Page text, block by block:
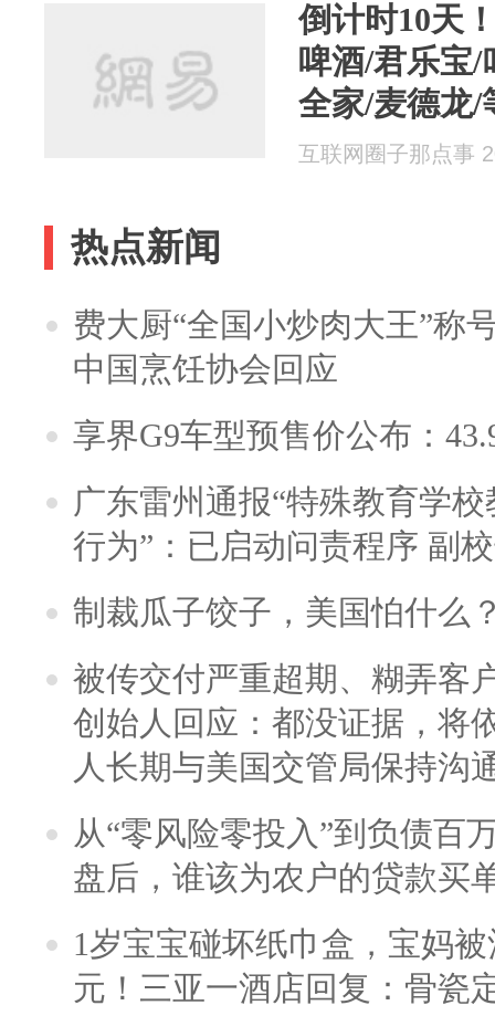
倒计时10天
啤酒/君乐宝/
全家/麦德龙/
互联网圈子那点事
热点新闻
费大厨“全国小炒肉大王”称
中国烹饪协会回应
享界G9车型预售价公布：
广东雷州通报“特殊教育学
行为”：已启动问责程序 副
制裁瓜子饺子，美国怕什么
被传交付严重超期、糊弄客
创始人回应：都没证据，将
人长期与美国交管局保持沟
从“零风险零投入”到负债百
盘后，谁该为农户的贷款买
1岁宝宝碰坏纸巾盒，宝妈
元！三亚一酒店回复：骨瓷